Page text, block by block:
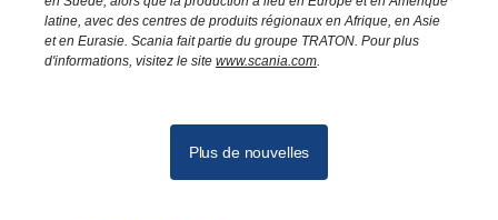
latine, avec des centres de produits régionaux en Afrique, en Asie
et en Eurasie. Scania fait partie du groupe TRATON. Pour plus
d'informations, visitez le site www.scania.com
Plus de nouvelles